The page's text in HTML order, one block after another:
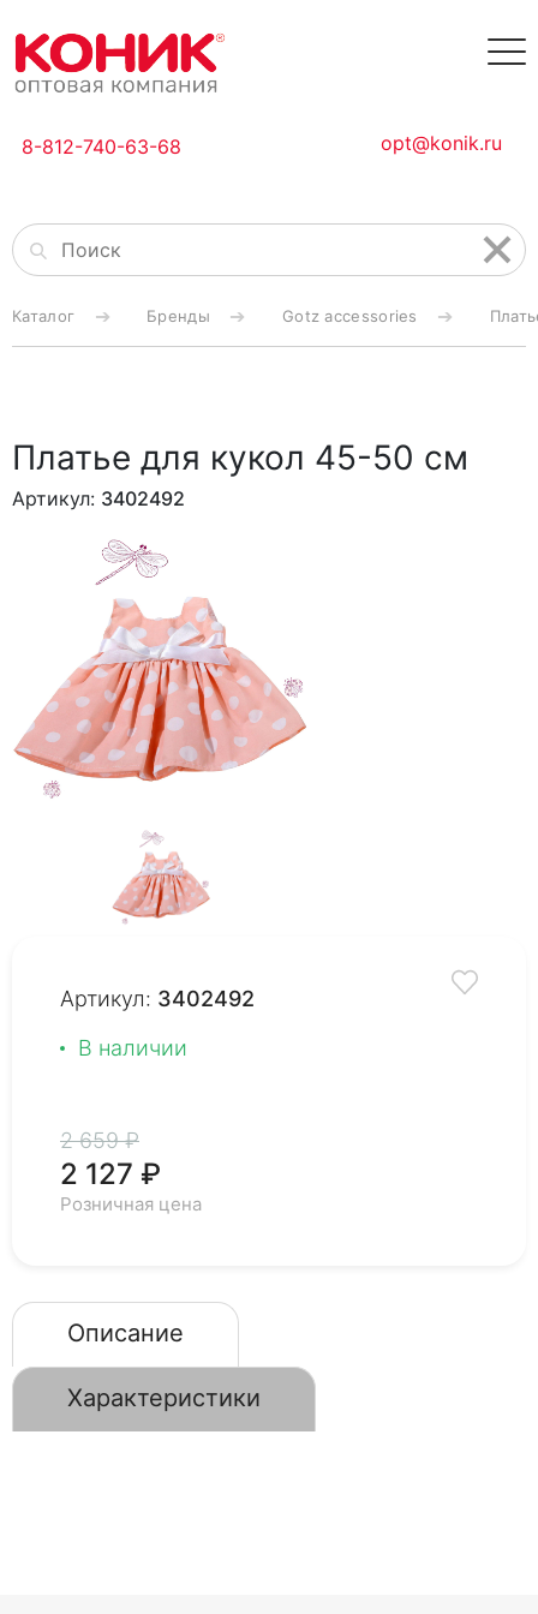
8-812-740-63-68 opt@konik.ru
Каталог Бренды Gotz accessories
Платье для кукол 45-50 см
Артикул: 3402492
Артикул: 3402492
В наличии
2 659 ₽
2 127 ₽
Розничная цена
Описание
Характеристики